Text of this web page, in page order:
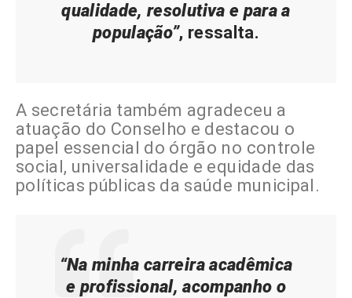
qualidade, resolutiva e para a
população”, ressalta.
A secretária também agradeceu a
atuação do Conselho e destacou o
papel essencial do órgão no controle
social, universalidade e equidade das
políticas públicas da saúde municipal.
“Na minha carreira acadêmica
e profissional, acompanho o